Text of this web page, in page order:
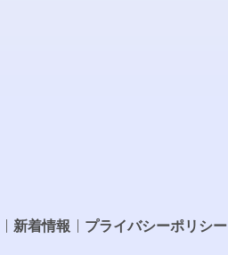
新着情報 プライバシーポリシー